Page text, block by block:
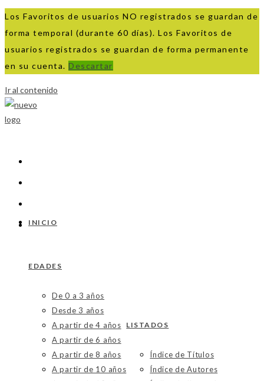
Los Favoritos de usuarios NO registrados se guardan de
forma temporal (durante 60 días). Los Favoritos de
usuarios registrados se guardan de forma permanente
en su cuenta. Descartar
Ir al contenido
INICIO
EDADES
De 0 a 3 años
Desde 3 años
A partir de 4 años
A partir de 6 años
A partir de 8 años
A partir de 10 años
LISTADOS
Índice de Títulos
Índice de Autores